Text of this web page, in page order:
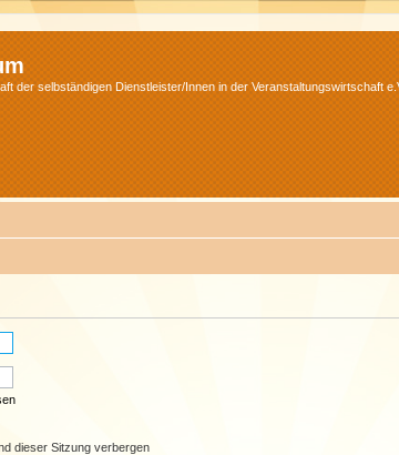
der selbständigen Dienstleister/Innen in der Veranstaltungswirtschaft
dieser Sitzung verbergen